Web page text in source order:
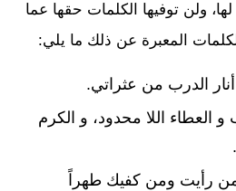
ولن توفيها الكلمات حقها عما
المعبرة عن ذلك ما يلي:
أنار الدرب من عثراتي.
العطاء اللا محدود، و الكرم
من رأيت ومن كفيك طهراً